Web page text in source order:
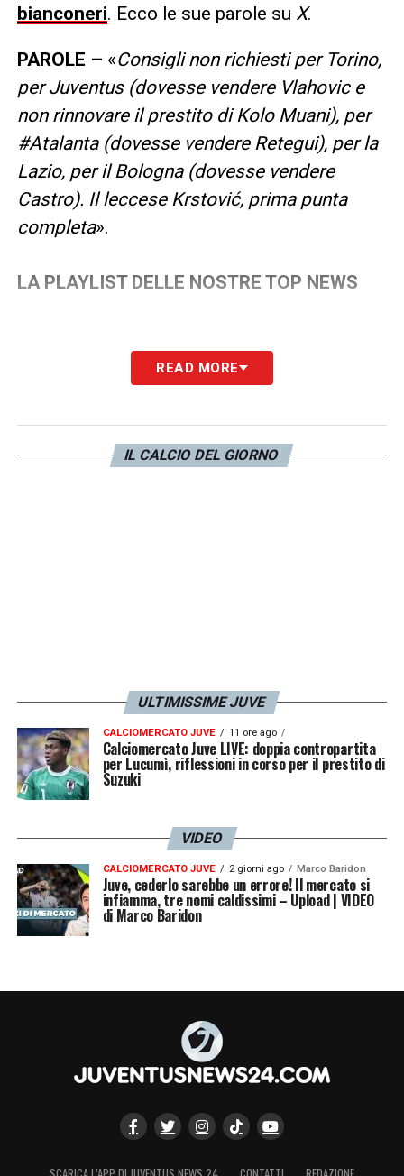
bianconeri. Ecco le sue parole su X.
PAROLE – «Consigli non richiesti per Torino,
per Juventus (dovesse vendere Vlahovic e
non rinnovare il prestito di Kolo Muani), per
#Atalanta (dovesse vendere Retegui), per la
Lazio, per il Bologna (dovesse vendere
Castro). Il leccese Krstović, prima punta
completa».
LA PLAYLIST DELLE NOSTRE TOP NEWS
READ MORE
IL CALCIO DEL GIORNO
ULTIMISSIME JUVE
CALCIOMERCATO JUVE 11 ore ago
Calciomercato Juve LIVE: doppia contropartita
per Lucumì, riflessioni in corso per il prestito di
Suzuki
VIDEO
CALCIOMERCATO JUVE 2 giorni ago Marco Baridon
Juve, cederlo sarebbe un errore! Il mercato si
infiamma, tre nomi caldissimi – Upload | VIDEO
di Marco Baridon